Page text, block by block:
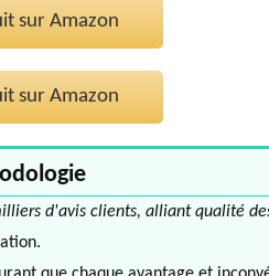
sur Amazon
sur Amazon
d'avis clients, alliant qualité